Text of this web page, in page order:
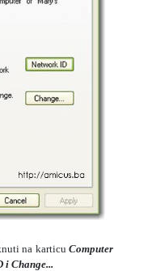
na karticu Computer
i Change...